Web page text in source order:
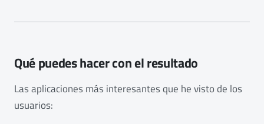
Qué puedes hacer con el resultado
Las aplicaciones más interesantes que he visto de los
usuarios: